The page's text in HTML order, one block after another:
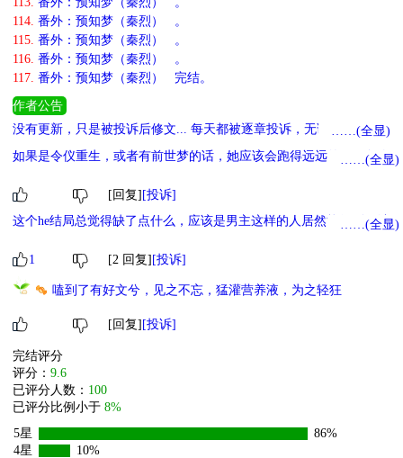
114. 番外：预知梦（秦烈） 。
115. 番外：预知梦（秦烈） 。
116. 番外：预知梦（秦烈） 。
117. 番外：预知梦（秦烈） 完结。
作者公告
没有更新，只是被投诉后修文... 每天都被逐章投诉，无语了已经。
……(全显)
如果是令仪重生，或者有前世梦的话，她应该会跑得远远的吧。每次
梦，都想跳进书中大喊公主快跑，前路就是命运的暴风雨了
么多男人爱慕她，却没有一份健全纯净全心全意属于她的爱，真是飘
……(全显)
[回复] [投诉]
这个he结局总觉得缺了点什么，应该是男主这样的人居然能得到好结
……(全显)
1 [2 回复] [投诉]
嗑到了有好文兮，见之不忘，猛灌营养液，为之轻狂
[回复] [投诉]
完结评分
评分： 9.6
已评分人数： 100
已评分比例小于 8%
5星
86%
4星
10%